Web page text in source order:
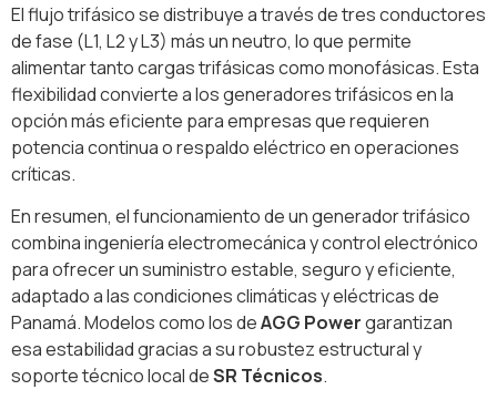
El flujo trifásico se distribuye a través de tres conductores
de fase (L1, L2 y L3) más un neutro, lo que permite
alimentar tanto cargas trifásicas como monofásicas. Esta
flexibilidad convierte a los generadores trifásicos en la
opción más eficiente para empresas que requieren
potencia continua o respaldo eléctrico en operaciones
críticas.
En resumen, el funcionamiento de un generador trifásico
combina ingeniería electromecánica y control electrónico
para ofrecer un suministro estable, seguro y eficiente,
adaptado a las condiciones climáticas y eléctricas de
Panamá. Modelos como los deAGG Powergarantizan
esa estabilidad gracias a su robustez estructural y
soporte técnico local deSR Técnicos.